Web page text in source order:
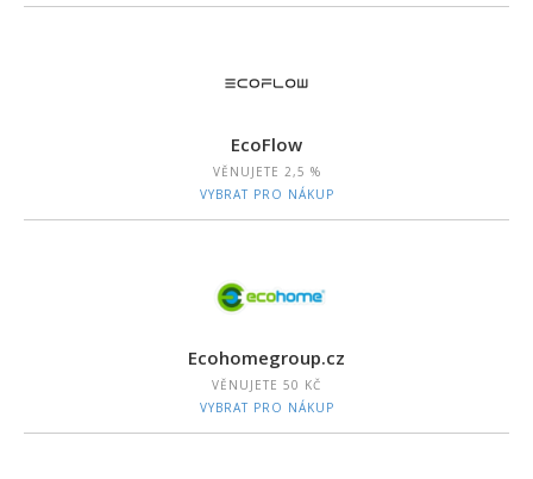
EcoFlow
VĚNUJETE 2,5 %
VYBRAT PRO NÁKUP
Ecohomegroup.cz
VĚNUJETE 50 KČ
VYBRAT PRO NÁKUP